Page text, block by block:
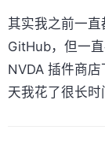
其实我之前一
GitHub，但一
NVDA 插件商
天我花了很长时